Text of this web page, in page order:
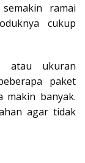
ramai
cukup
atau ukuran
paket
makin banyak.
agar tidak